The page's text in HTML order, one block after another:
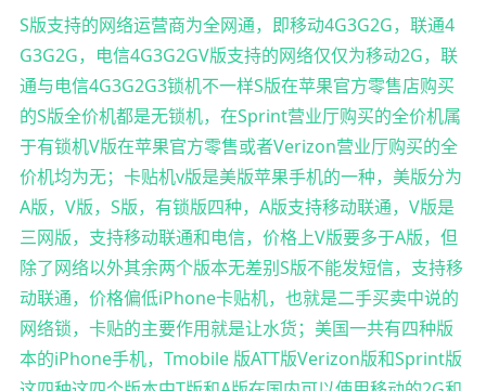
S版支持的网络运营商为全网通，即移动4G3G2G，联通4
G3G2G，电信4G3G2GV版支持的网络仅仅为移动2G，联
通与电信4G3G2G3锁机不一样S版在苹果官方零售店购买
的S版全价机都是无锁机，在Sprint营业厅购买的全价机属
于有锁机V版在苹果官方零售或者Verizon营业厅购买的全
价机均为无；卡贴机v版是美版苹果手机的一种，美版分为
A版，V版，S版，有锁版四种，A版支持移动联通，V版是
三网版，支持移动联通和电信，价格上V版要多于A版，但
除了网络以外其余两个版本无差别S版不能发短信，支持移
动联通，价格偏低iPhone卡贴机，也就是二手买卖中说的
网络锁，卡贴的主要作用就是让水货；美国一共有四种版
本的iPhone手机，Tmobile 版ATT版Verizon版和Sprint版